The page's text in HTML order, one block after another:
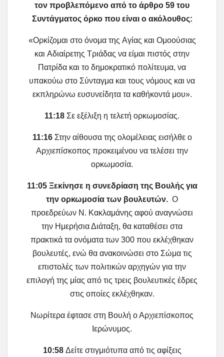
τον προβλεπόμενο από το άρθρο 59 του
Συντάγματος όρκο που είναι ο ακόλουθος:
«Oρκίζομαι στο όνομα της Aγίας και Oμοούσιας
και Aδιαίρετης Tριάδας να είμαι πιστός στην
Πατρίδα και το δημοκρατικό πολίτευμα, να
υπακούω στο Σύνταγμα και τους νόμους και να
εκπληρώνω ευσυνείδητα τα καθήκοντά μου».
11:18 Σε εξέλιξη η τελετή ορκωμοσίας.
11:16Στην αίθουσα της ολομέλειας εισήλθε ο
Αρχιεπίσκοπος προκειμένου να τελέσει την
ορκωμοσία.
11:05 Ξεκίνησε η συνεδρίαση της Βουλής για
την ορκωμοσία των βουλευτών. Ο
προεδρεύων Ν. Κακλαμάνης αφού αναγνώσει
την Ημερήσια Διάταξη, θα καταθέσει στα
πρακτικά τα ονόματα των 300 που εκλέχθηκαν
βουλευτές, ενώ θα ανακοινώσει στο Σώμα τις
επιστολές των πολιτικών αρχηγών για την
επιλογή της μίας από τις τρεις βουλευτικές έδρες
στις οποίες εκλέχθηκαν.
Νωρίτερα έφτασε στη Βουλή ο Αρχιεπίσκοπος
Ιερώνυμος.
10:58 Δείτε στιγμιότυπα από τις αφίξεις